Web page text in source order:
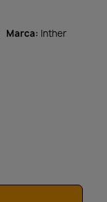
Marca Inther